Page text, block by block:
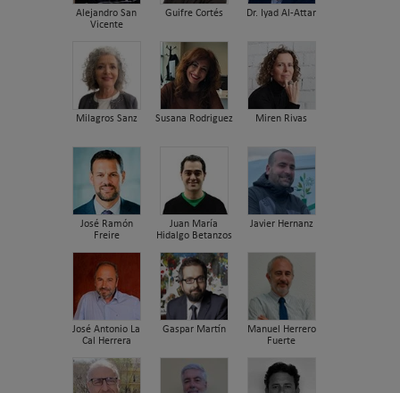
Alejandro San
Vicente
Guifre Cortés Dr. Iyad Al-Attar
Milagros Sanz Susana Rodriguez Miren Rivas
José Ramón
Freire
Juan María
Hidalgo Betanzos
Javier Hernanz
José Antonio La
Cal Herrera
Gaspar Martín
Manuel Herrero
Fuerte